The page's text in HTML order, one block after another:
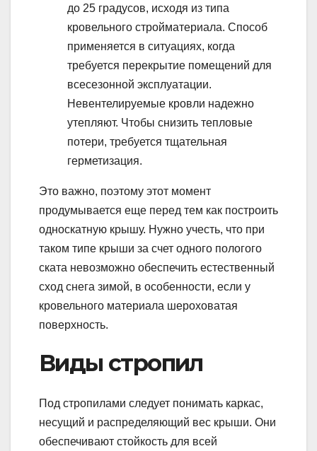
до 25 градусов, исходя из типа
кровельного стройматериала. Способ
применяется в ситуациях, когда
требуется перекрытие помещений для
всесезонной эксплуатации.
Невентелируемые кровли надежно
утепляют. Чтобы снизить тепловые
потери, требуется тщательная
герметизация.
Это важно, поэтому этот момент
продумывается еще перед тем как построить
односкатную крышу. Нужно учесть, что при
таком типе крыши за счет одного пологого
ската невозможно обеспечить естественный
сход снега зимой, в особенности, если у
кровельного материала шероховатая
поверхность.
Виды стропил
Под стропилами следует понимать каркас,
несущий и распределяющий вес крыши. Они
обеспечивают стойкость для всей